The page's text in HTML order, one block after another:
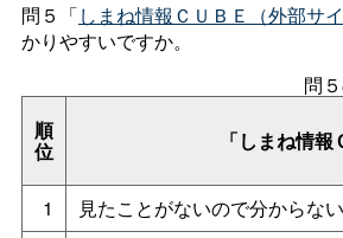
問５「しまね情報ＣＵＢＥ（外部サイ
かりやすいですか。
問
順
位 「しまね情報
1
見たことがないので分からない